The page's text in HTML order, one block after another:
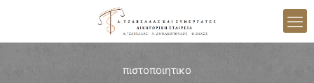
πιστοποιητικο